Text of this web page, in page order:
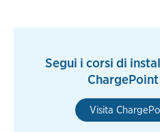
Segui i corsi di
Visita